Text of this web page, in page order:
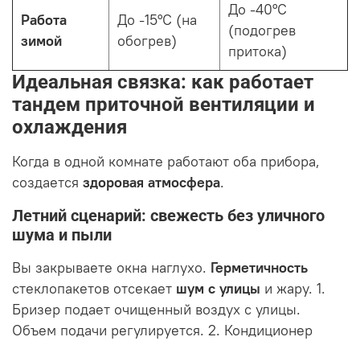
Работа
зимой
До -15°C (на
обогрев)
До -40°C
(подогрев
притока)
Идеальная связка: как работает
тандем приточной вентиляции и
охлаждения
Когда в одной комнате работают оба прибора,
создается здоровая атмосфера.
Летний сценарий: свежесть без уличного
шума и пыли
Вы закрываете окна наглухо. Герметичность
стеклопакетов отсекает шум с улицы и жару. 1.
Бризер подает очищенный воздух с улицы.
Объем подачи регулируется. 2. Кондиционер